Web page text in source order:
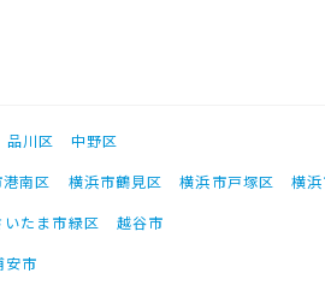
品川区
中野区
南区 横浜市鶴見区 横浜市戸塚区
横
いたま市緑区
越谷市
安市